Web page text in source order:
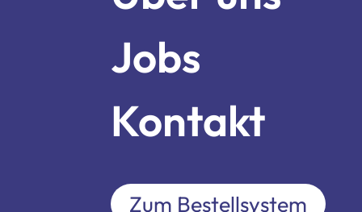
Kontakt
Jobs
Kontakt
Zum Bestellsystem